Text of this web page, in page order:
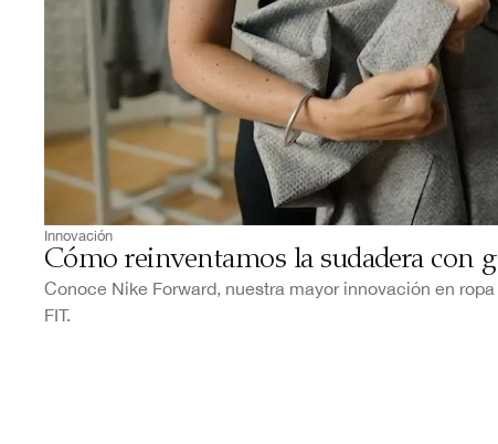
Innovación
Cómo reinventamos la sudadera con
Conoce Nike Forward, nuestra mayor innovación en
FIT.